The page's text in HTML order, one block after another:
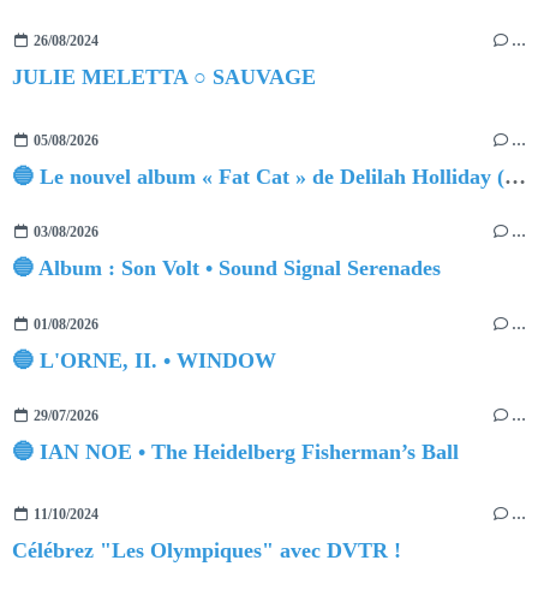
26/08/2024 …
JULIE MELETTA ○ SAUVAGE
05/08/2026 …
🔵 Le nouvel album « Fat Cat » de Delilah Holliday (sortie le 30 Octobre 2026)
03/08/2026 …
🔵 Album : Son Volt • Sound Signal Serenades
01/08/2026 …
🔵 L'ORNE, II. • WINDOW
29/07/2026 …
🔵 IAN NOE • The Heidelberg Fisherman’s Ball
11/10/2024 …
Célébrez "Les Olympiques" avec DVTR !